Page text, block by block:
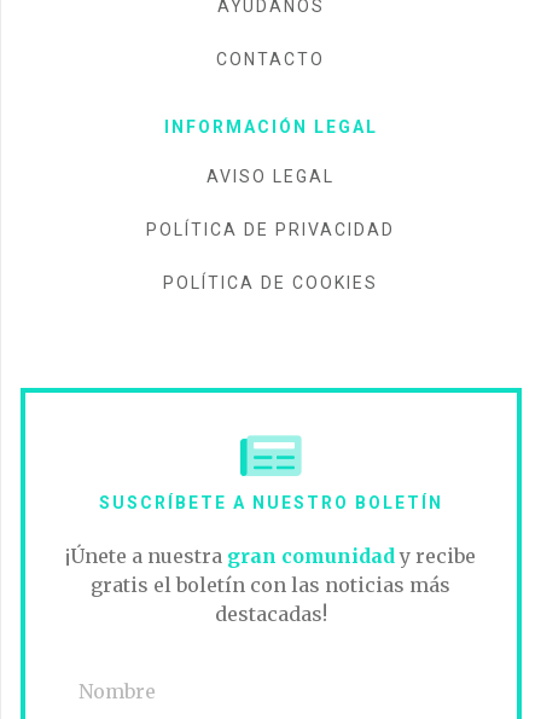
AYÚDANOS
CONTACTO
INFORMACIÓN LEGAL
AVISO LEGAL
POLÍTICA DE PRIVACIDAD
POLÍTICA DE COOKIES
SUSCRÍBETE A NUESTRO BOLETÍN
¡Únete a nuestra gran comunidad y recibe
gratis el boletín con las noticias más
destacadas!